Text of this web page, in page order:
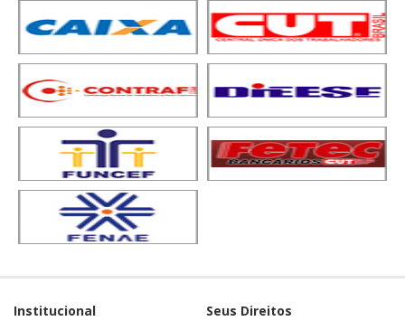
Institucional Seus Direitos